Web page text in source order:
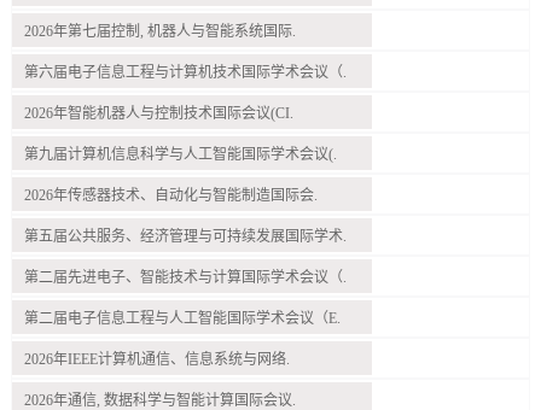
2026年第七届控制, 机器人与智能系统国际.
第六届电子信息工程与计算机技术国际学术会议（.
2026年智能机器人与控制技术国际会议(CI.
第九届计算机信息科学与人工智能国际学术会议(.
2026年传感器技术、自动化与智能制造国际会.
第五届公共服务、经济管理与可持续发展国际学术.
第二届先进电子、智能技术与计算国际学术会议（.
第二届电子信息工程与人工智能国际学术会议（E.
2026年IEEE计算机通信、信息系统与网络.
2026年通信, 数据科学与智能计算国际会议.